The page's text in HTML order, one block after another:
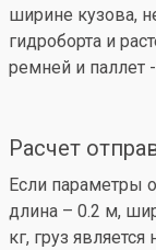
ширине кузова,
гидроборта и
ремней и паллет
Расчет
Если параметры
длина – 0.2 м,
кг, груз